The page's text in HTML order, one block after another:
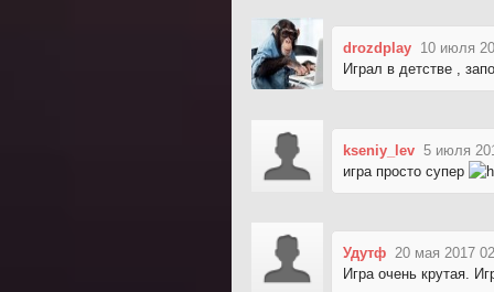
drozdplay 10 июля
Играл в детстве ,
kseniy_lev 5 июля
игра просто супер
Удутф 20 мая 2017
Игра очень крутая.